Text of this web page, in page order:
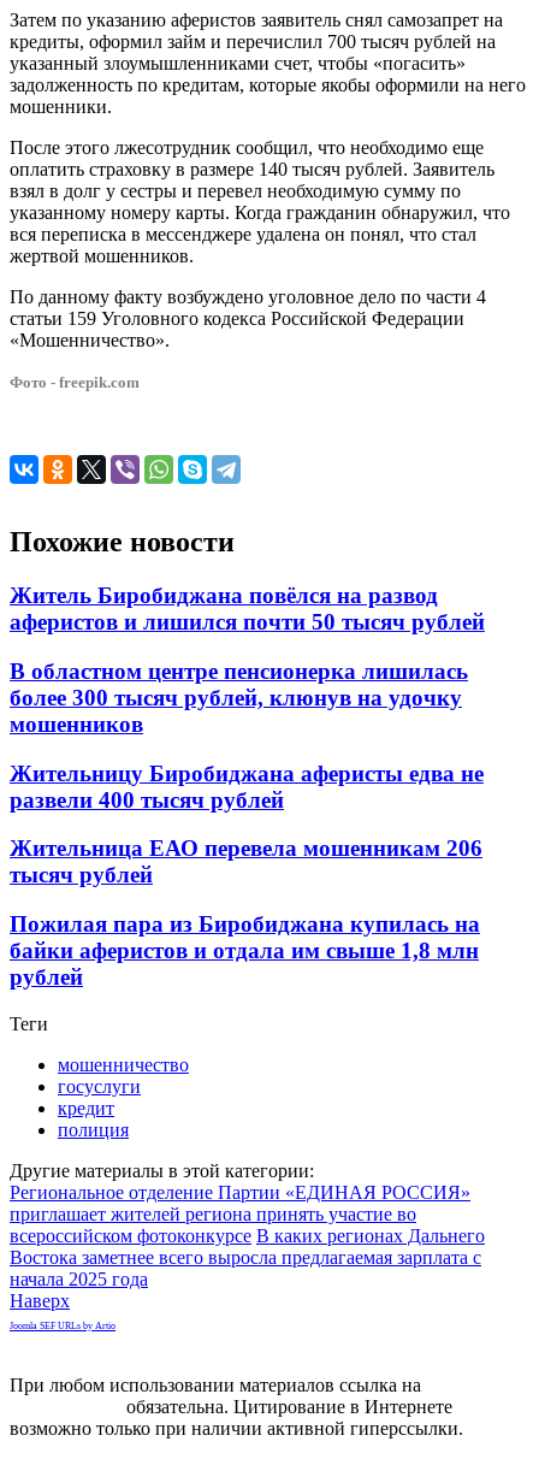
Затем по указанию аферистов заявитель снял самозапрет на
кредиты, оформил займ и перечислил 700 тысяч рублей на
указанный злоумышленниками счет, чтобы «погасить»
задолженность по кредитам, которые якобы оформили на него
мошенники.
После этого лжесотрудник сообщил, что необходимо еще
оплатить страховку в размере 140 тысяч рублей. Заявитель
взял в долг у сестры и перевел необходимую сумму по
указанному номеру карты. Когда гражданин обнаружил, что
вся переписка в мессенджере удалена он понял, что стал
жертвой мошенников.
По данному факту возбуждено уголовное дело по части 4
статьи 159 Уголовного кодекса Российской Федерации
«Мошенничество».
Фото - freepik.com
Похожие новости
Житель Биробиджана повёлся на развод
аферистов и лишился почти 50 тысяч рублей
В областном центре пенсионерка лишилась
более 300 тысяч рублей, клюнув на удочку
мошенников
Жительницу Биробиджана аферисты едва не
развели 400 тысяч рублей
Жительница ЕАО перевела мошенникам 206
тысяч рублей
Пожилая пара из Биробиджана купилась на
байки аферистов и отдала им свыше 1,8 млн
рублей
Теги
мошенничество
госуслуги
кредит
полиция
Другие материалы в этой категории:
Региональное отделение Партии «ЕДИНАЯ РОССИЯ»
приглашает жителей региона принять участие во
всероссийском фотоконкурсе В каких регионах Дальнего
Востока заметнее всего выросла предлагаемая зарплата с
начала 2025 года
Наверх
Joomla SEF URLs by Artio
При любом использовании материалов ссылка на
обязательна. Цитирование в Интернете
возможно только при наличии активной гиперссылки.